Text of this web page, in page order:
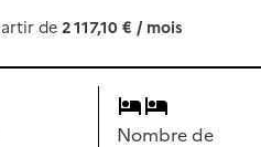
de 2 117,10 € / mois
Nombre de